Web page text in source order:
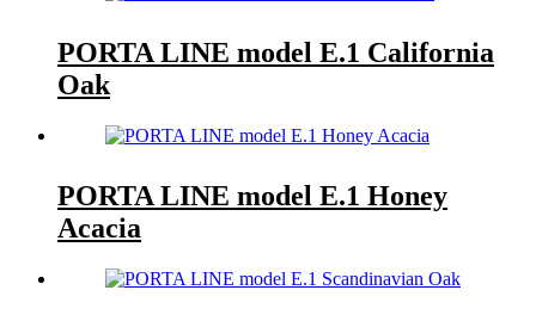
PORTA LINE model E.1 California
Oak
PORTA LINE model E.1 Honey
Acacia